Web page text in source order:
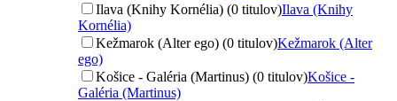
Ilava (Knihy Kornélia) (0 titulov)Ilava (Knihy
Kornélia)
Kežmarok (Alter ego) (0 titulov)Kežmarok (Alter
ego)
Košice - Galéria (Martinus) (0 titulov)Košice -
Galéria (Martinus)